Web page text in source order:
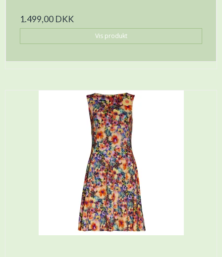
1.499,00 DKK
Vis produkt